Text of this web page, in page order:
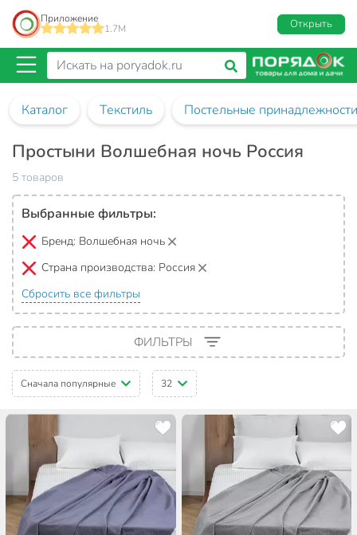
Приложение
1.7M
Открыть
Каталог Текстиль Постельные принадлежности
Простыни Волшебная ночь Россия
5 товаров
Выбранные фильтры:
Бренд: Волшебная ночь
Страна производства: Россия
Сбросить все фильтры
ФИЛЬТРЫ
Сначала популярные 32